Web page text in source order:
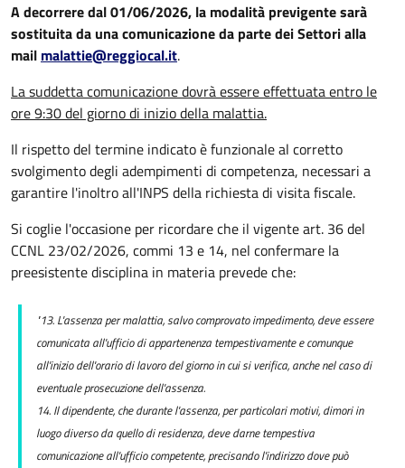
A decorrere dal 01/06/2026, la modalità previgente sarà
sostituita da una comunicazione da parte dei Settori alla
mail malattie@reggiocal.it.
La suddetta comunicazione dovrà essere effettuata entro le
ore 9:30 del giorno di inizio della malattia.
Il rispetto del termine indicato è funzionale al corretto
svolgimento degli adempimenti di competenza, necessari a
garantire l'inoltro all'INPS della richiesta di visita fiscale.
Si coglie l'occasione per ricordare che il vigente art. 36 del
CCNL 23/02/2026, commi 13 e 14, nel confermare la
preesistente disciplina in materia prevede che:
"13. L'assenza per malattia, salvo comprovato impedimento, deve essere
comunicata all'ufficio di appartenenza tempestivamente e comunque
all'inizio dell'orario di lavoro del giorno in cui si verifica, anche nel caso di
eventuale prosecuzione dell'assenza.
14. Il dipendente, che durante l'assenza, per particolari motivi, dimori in
luogo diverso da quello di residenza, deve darne tempestiva
comunicazione all'ufficio competente, precisando l'indirizzo dove può